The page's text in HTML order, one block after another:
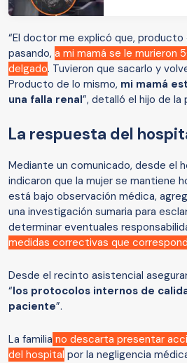
“El doctor me explicó que,
pasando, a mi mamá se le murieron
delgado. Tuvieron que sacarlo y
Producto de lo mismo, mi mamá
una falla renal”, detalló el hijo de la
La respuesta del
Mediante un comunicado, desde el
indicaron que la mujer se mantiene
está bajo observación médica,
una investigación sumaria para
determinar eventuales
medidas correctivas que
Desde el recinto asistencial
“los protocolos internos de
paciente”.
La familia no descarta presentar
del hospital por la negligencia